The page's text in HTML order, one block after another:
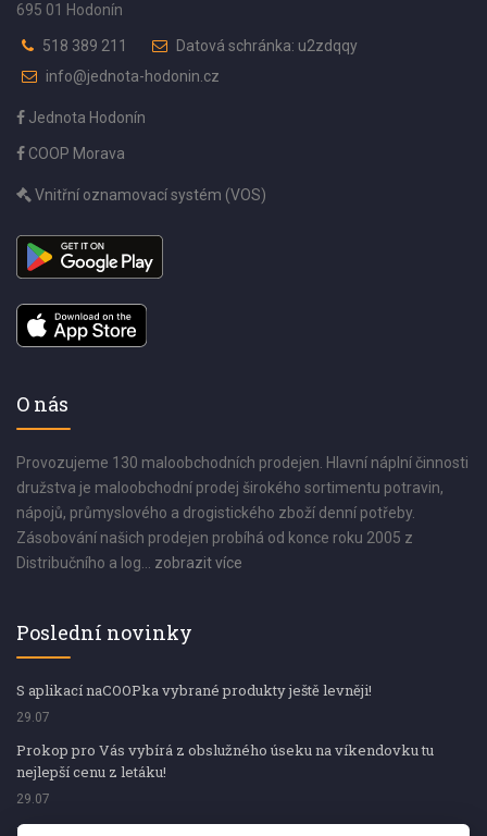
695 01 Hodonín
518 389 211
Datová schránka: u2zdqqy
info@jednota-hodonin.cz
Jednota Hodonín
COOP Morava
Vnitřní oznamovací systém (VOS)
O nás
Provozujeme 130 maloobchodních prodejen. Hlavní náplní činnosti
družstva je maloobchodní prodej širokého sortimentu potravin,
nápojů, průmyslového a drogistického zboží denní potřeby.
Zásobování našich prodejen probíhá od konce roku 2005 z
Distribučního a log... zobrazit více
Poslední novinky
S aplikací naCOOPka vybrané produkty ještě levněji!
29.07
Prokop pro Vás vybírá z obslužného úseku na víkendovku tu
nejlepší cenu z letáku!
29.07
Prokop pro Vás vybírá z obslužného úseku na víkendovku tu